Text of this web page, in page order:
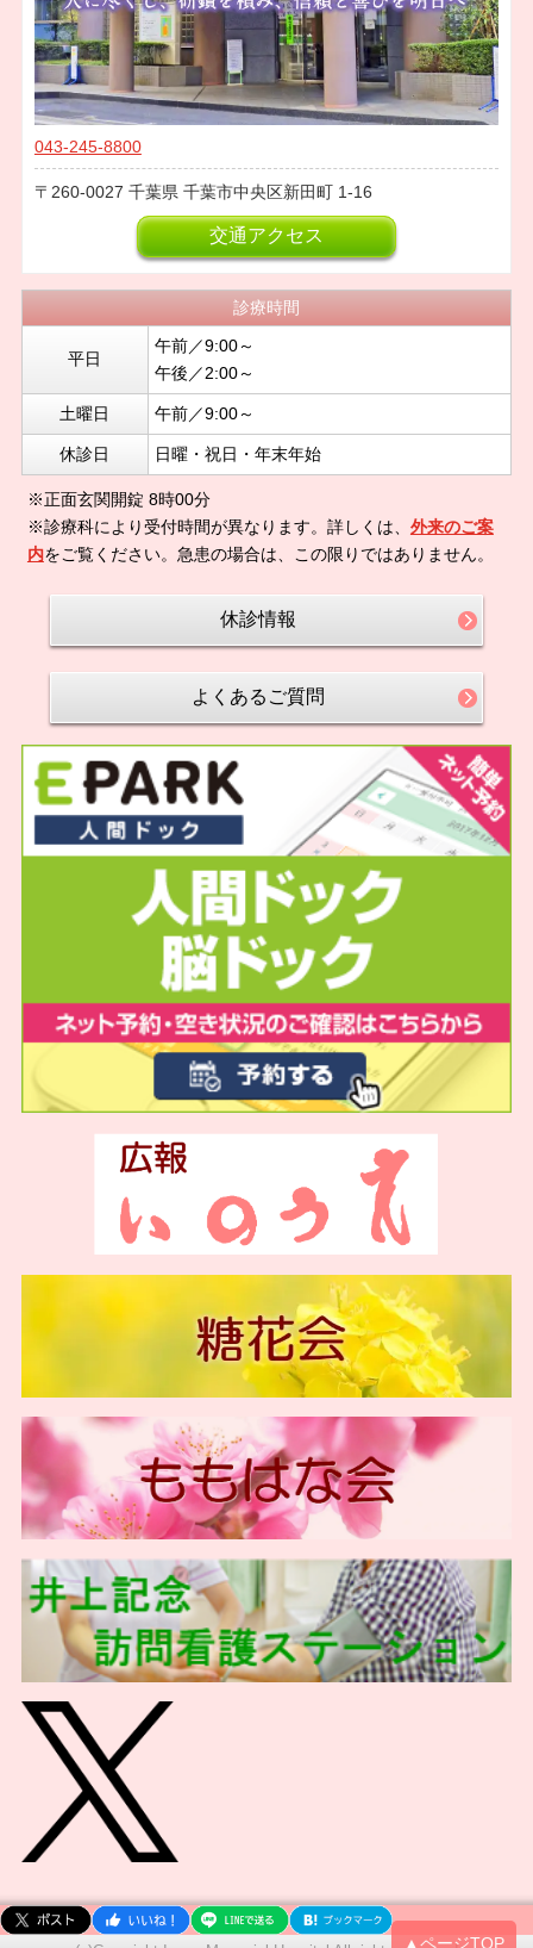
043-245-8800
260-0027 千葉県 千葉市中央区新田町 1-16
交通アクセス
診療時間
平日
午前／9:00～
午後／2:00～
土曜日 午前／9:00～
休診日 日曜・祝日・年末年始
※正面玄関開錠 8時00分
※診療科により受付時間が異なります。詳しくは、 外来のご案
内をご覧ください。急患の場合は、この限りではありません。
休診情報
よくあるご質問
▲ページTOP